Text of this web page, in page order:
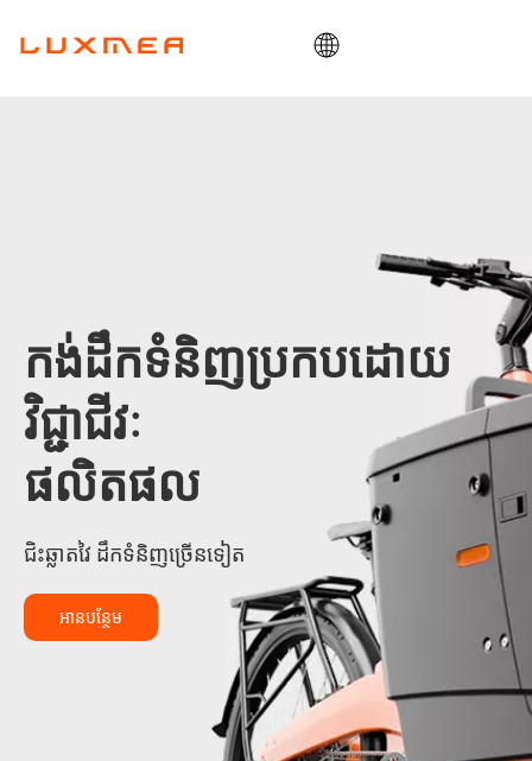
ទំនាក់ទំនង
កង់ដឹកទំនិញប្រកបដោយ
វិជ្ជាជីវៈ
ផលិតផល
ជិះឆ្លាតវៃ ដឹកទំនិញច្រើនទៀត
អានបន្ថែម